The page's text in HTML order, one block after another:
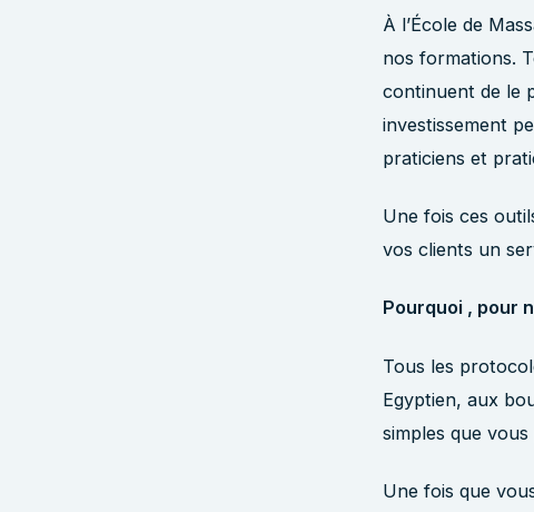
À l’École de
nos formations.
continuent de le
investissement
praticiens et
Une fois ces
vos clients un
Pourquoi , pour
Tous les
Egyptien, aux
simples que
Une fois que